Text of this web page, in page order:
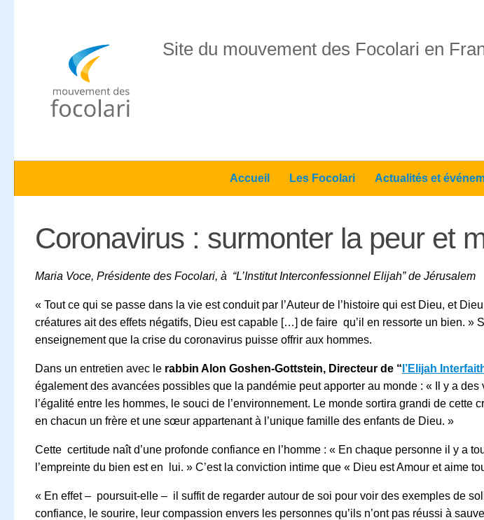
Site du mouvement des Focolari en
Accueil Les Focolari Actualités et
Coronavirus : surmonter la peur et
Maria Voce, Présidente des Focolari, à “L’Institut Interconfessionnel Elijah” de Jérusalem
« Tout ce qui se passe dans la vie est conduit par l’Auteur de l’histoire qui est Dieu, et
créatures ait des effets négatifs, Dieu est capable […] de faire qu’il en ressorte un bien. »
enseignement que la crise du coronavirus puisse offrir aux hommes.
Dans un entretien avec le rabbin Alon Goshen-Gottstein, Directeur de “ l’Elijah
également des avancées possibles que la pandémie peut apporter au monde : « Il y a
l’égalité entre les hommes, le souci de l’environnement. Le monde sortira grandi de
en chacun un frère et une sœur appartenant à l’unique famille des enfants de Dieu. »
Cette certitude naît d’une profonde confiance en l’homme : « En chaque personne il y a
l’empreinte du bien est en lui. » C’est la conviction intime que « Dieu est Amour et aime
« En effet – poursuit-elle – il suffit de regarder autour de soi pour voir des exemples de
confiance, le sourire, leur compassion envers les personnes qu’ils n’ont pas réussi à